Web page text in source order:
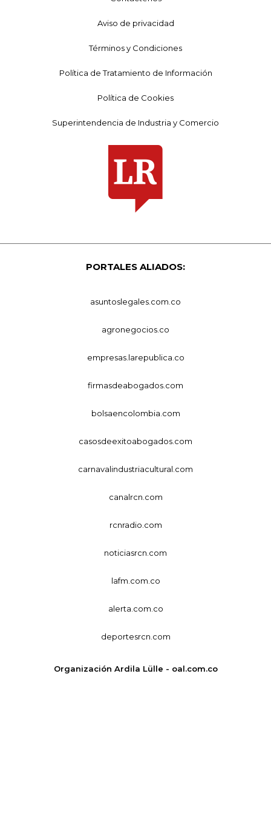
Aviso de privacidad
Términos y Condiciones
Política de Tratamiento de Información
Política de Cookies
Superintendencia de Industria y Comercio
PORTALES ALIADOS:
asuntoslegales.com.co
agronegocios.co
empresas.larepublica.co
firmasdeabogados.com
bolsaencolombia.com
casosdeexitoabogados.com
carnavalindustriacultural.com
canalrcn.com
rcnradio.com
noticiasrcn.com
lafm.com.co
alerta.com.co
deportesrcn.com
Organización Ardila Lülle - oal.com.co